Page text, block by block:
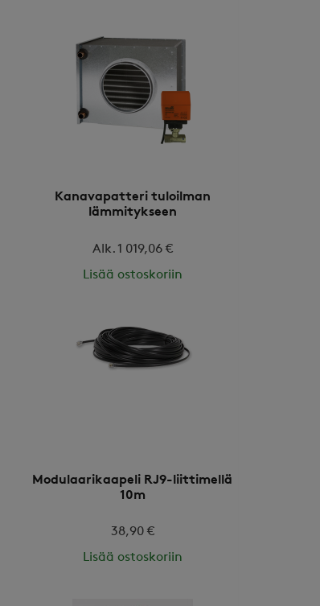
Kanavapatteri tuloilman
lämmitykseen
Alk. 1 019,06 €
Lisää ostoskoriin
Modulaarikaapeli RJ9-liittimellä
10m
38,90 €
Lisää ostoskoriin